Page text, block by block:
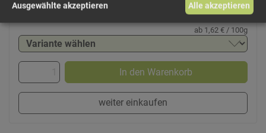
ab 1,62 € / 100g
In den Warenkorb
weiter einkaufen
Ausgewählte akzeptieren Alle akzeptieren